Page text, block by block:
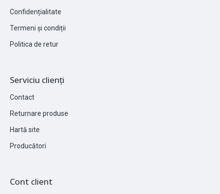
Confidențialitate
Termeni și condiții
Politica de retur
Serviciu clienți
Contact
Returnare produse
Hartă site
Producători
Cont client